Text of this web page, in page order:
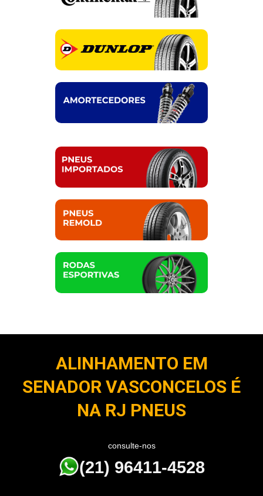
ALINHAMENTO EM
SENADOR VASCONCELOS É
NA RJ PNEUS
consulte-nos
(21) 96411-4528